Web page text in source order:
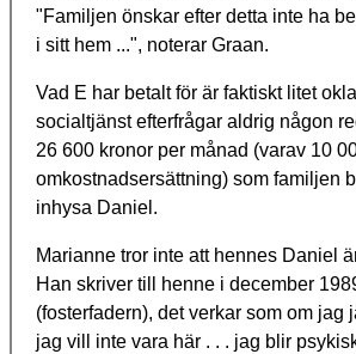
"Familjen önskar efter detta inte ha
i sitt hem ...", noterar Graan.
Vad E har betalt för är faktiskt litet
socialtjänst efterfrågar aldrig någon
26 600 kronor per månad (varav 10
omkostnadsersättning) som familjen
inhysa Daniel.
Marianne tror inte att hennes Daniel
Han skriver till henne i december
(fosterfadern), det verkar som om jag
jag vill inte vara här . . . jag blir